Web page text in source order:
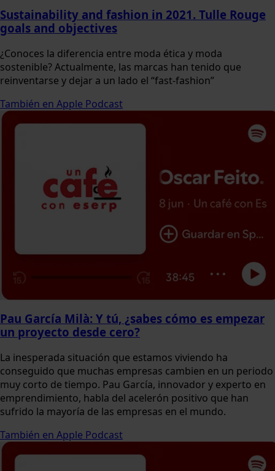
Sustainability and fashion in 2021. Tulle Rouge
goals and objectives
¿Conoces la diferencia entre moda ética y moda
sostenible? Actualmente, las marcas han tenido que
reinventarse y dejar a un lado el “fast-fashion”
También en Apple Podcast
Pau García Milà: Y tú, ¿sabes cómo es empezar
un proyecto desde cero?
La inesperada situación que estamos viviendo ha
conseguido que muchas empresas cambien en un periodo
muy corto de tiempo. Pau García, innovador y experto en
emprendimiento, habla del acelerón positivo que han
sufrido la mayoría de las empresas en el mundo.
También en Apple Podcast